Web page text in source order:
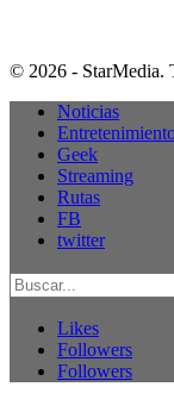
© 2026 - StarMedia.
Noticias
Geek
Streaming
Rutas
FB
twitter
Likes
Followers
Followers